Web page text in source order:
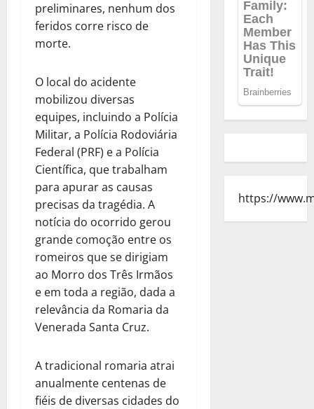
preliminares, nenhum dos
feridos corre risco de
morte.
O local do acidente
mobilizou diversas
equipes, incluindo a Polícia
Militar, a Polícia Rodoviária
Federal (PRF) e a Polícia
Científica, que trabalham
para apurar as causas
precisas da tragédia. A
notícia do ocorrido gerou
grande comoção entre os
romeiros que se dirigiam
ao Morro dos Três Irmãos
e em toda a região, dada a
relevância da Romaria da
Venerada Santa Cruz.
A tradicional romaria atrai
anualmente centenas de
fiéis de diversas cidades do
https://